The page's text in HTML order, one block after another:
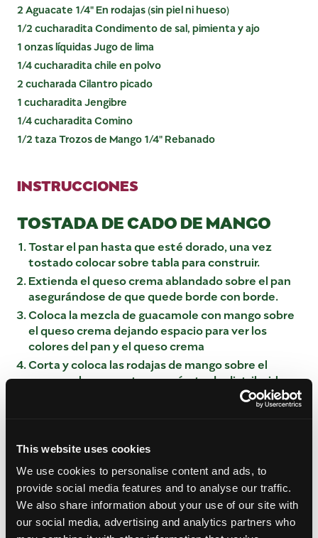
This website uses cookies
We use cookies to personalise content and ads, to
provide social media features and to analyse our traffic.
We also share information about your use of our site with
our social media, advertising and analytics partners who
2 Aguacate 1/4" En rodajas (sin piel ni hueso)
1/2 cucharadita Condimento de sal, pimienta y ajo
1 onzas líquidas Jugo de lima
1/4 cucharadita chile en polvo
2 cucharada Cilantro picado
1 cucharadita Jengibre
1/4 cucharadita Comino
1/2 taza Trozos de Mango 1/4" Rebanado
INSTRUCCIONES
TOSTADA DE CADO DE MANGO
Tostar el pan hasta que esté dorado, una vez
tostado colocar sobre tabla para construir.
Extienda el queso crema ablandado sobre el pan
asegurándose de que quede borde con borde.
Coloca la mezcla de guacamole con mango sobre
el queso crema dejando espacio para ver los
colores del pan y el queso crema
Corta y coloca las rodajas de mango sobre el
guacamole para untar, asegúrate de distribuirlas
Coloca las micro verduras en el centro de la
Espolvorea las hojuelas de pimiento rojo sobre
toda la tostada.
Rociar el vinagre por toda la tostada sin saturar.
QUESO CREMA DE MANGO